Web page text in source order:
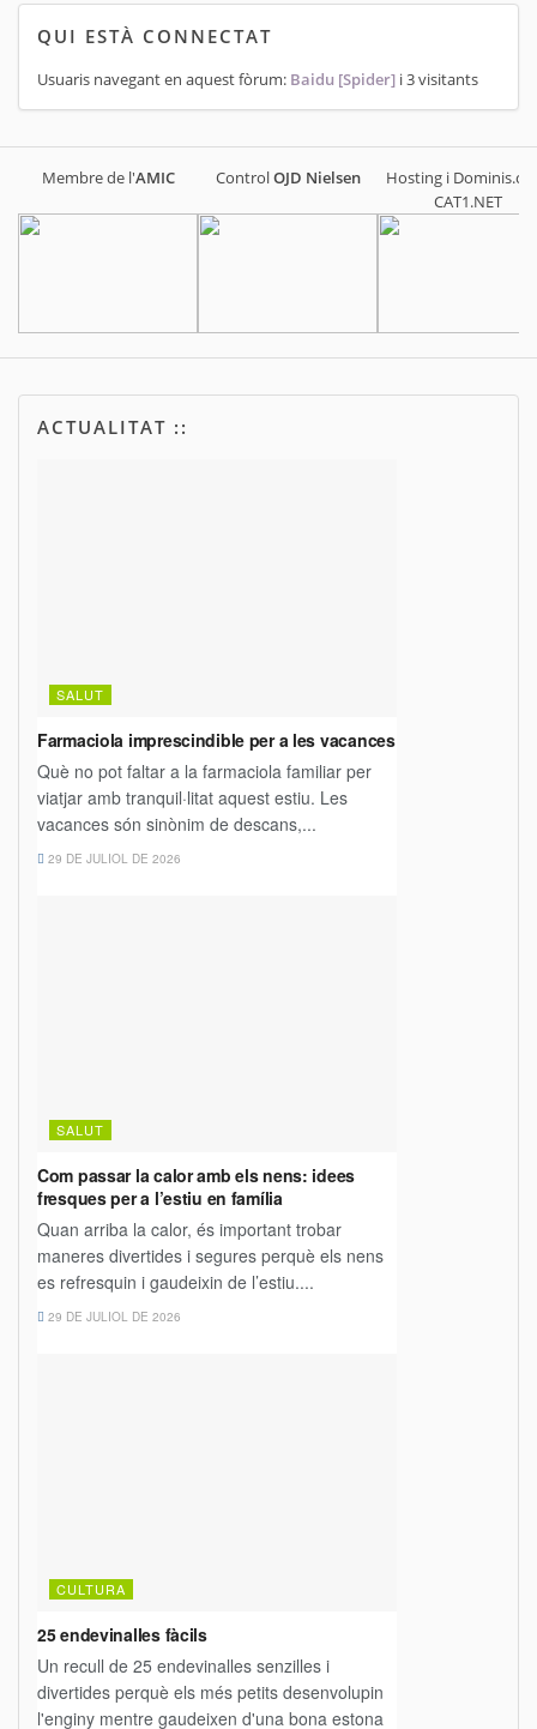
QUI ESTÀ CONNECTAT
Usuaris navegant en aquest fòrum: Baidu [Spider] i 3 visitants
Membre de l'AMIC ControlOJD Nielsen
Hosting i
CAT1.NET
ACTUALITAT ::